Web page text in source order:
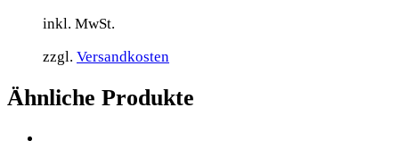
inkl. MwSt.
zzgl. Versandkosten
Ähnliche Produkte